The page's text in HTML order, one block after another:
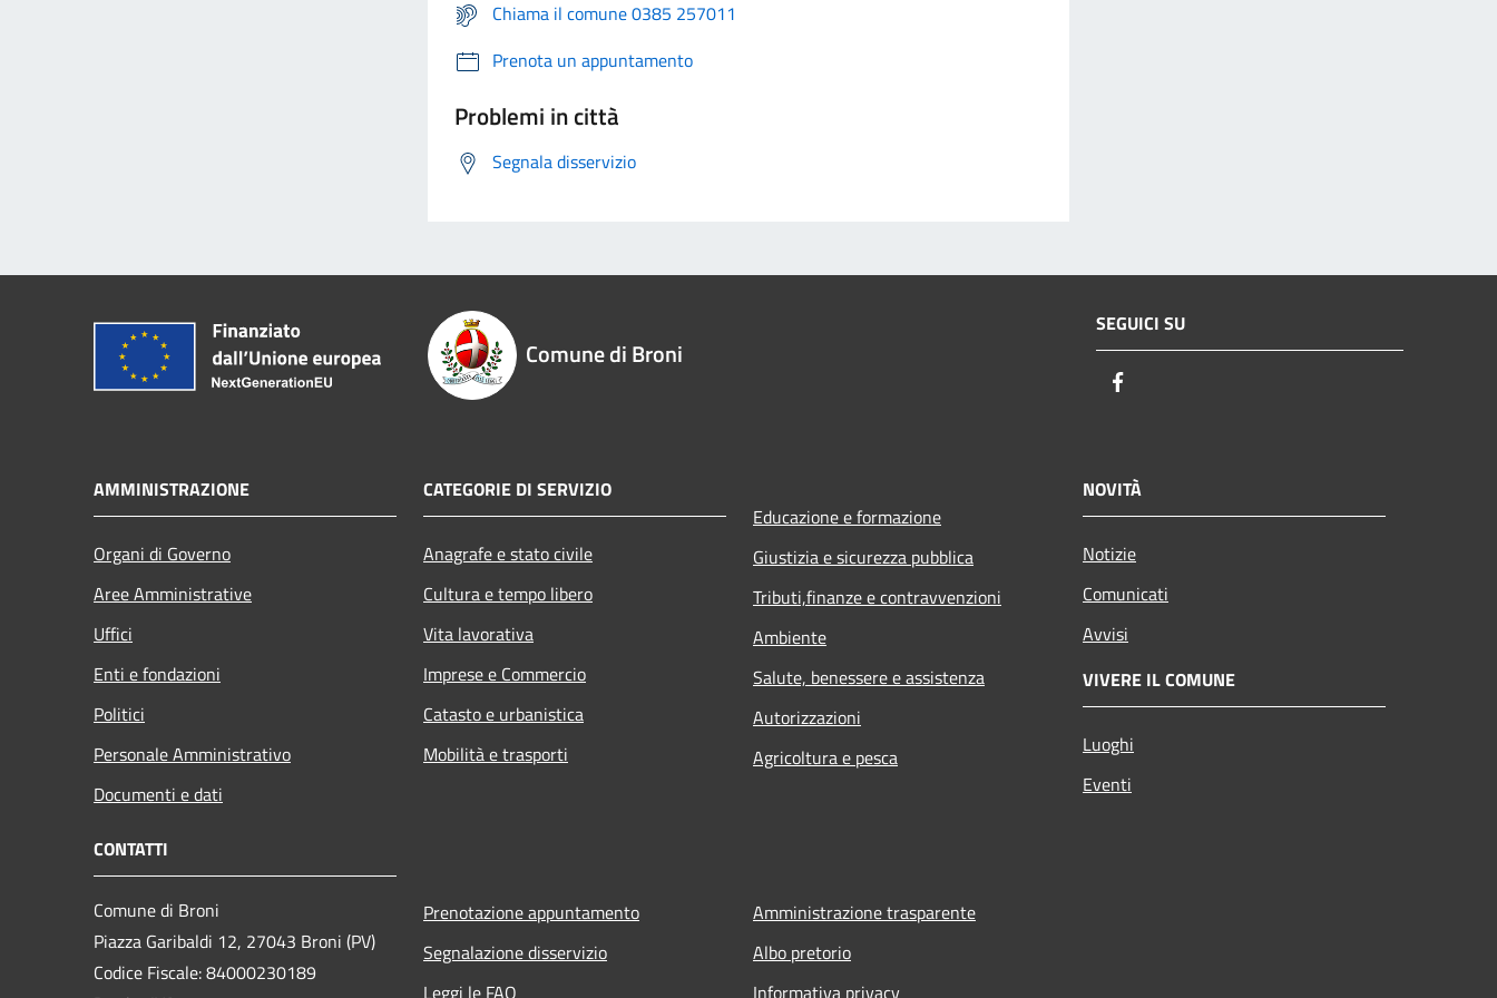
Chiama il comune 0385 257011
Prenota un appuntamento
Problemi in città
Segnala disservizio
Comune di Broni
SEGUICI SU
AMMINISTRAZIONE
Organi di Governo
Aree Amministrative
Uffici
Enti e fondazioni
Politici
Personale Amministrativo
Documenti e dati
CATEGORIE DI SERVIZIO
Anagrafe e stato civile
Cultura e tempo libero
Vita lavorativa
Imprese e Commercio
Catasto e urbanistica
Mobilità e trasporti
Educazione e formazione
Giustizia e sicurezza pubblica
Tributi,finanze e contravvenzioni
Ambiente
Salute, benessere e assistenza
Autorizzazioni
Agricoltura e pesca
NOVITÀ
Notizie
Comunicati
Avvisi
VIVERE IL COMUNE
Luoghi
Eventi
CONTATTI
Comune di Broni
Piazza Garibaldi 12, 27043 Broni (PV)
Codice Fiscale: 84000230189
Prenotazione appuntamento
Segnalazione disservizio
Leggi le FAQ
Amministrazione trasparente
Albo pretorio
Informativa privacy